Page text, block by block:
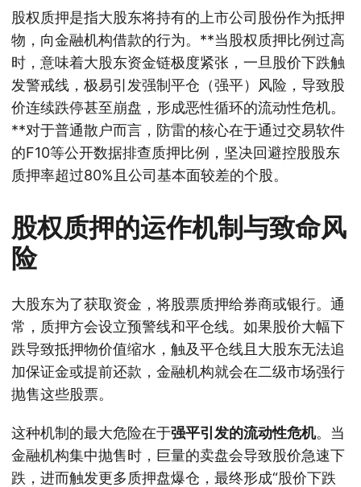
股权质押是指大股东将持有的上市公司股份作为抵押
物，向金融机构借款的行为。**当股权质押比例过高
时，意味着大股东资金链极度紧张，一旦股价下跌触
发警戒线，极易引发强制平仓（强平）风险，导致股
价连续跌停甚至崩盘，形成恶性循环的流动性危机。
**对于普通散户而言，防雷的核心在于通过交易软件
的F10等公开数据排查质押比例，坚决回避控股股东
质押率超过80%且公司基本面较差的个股。
股权质押的运作机制与致命风
险
大股东为了获取资金，将股票质押给券商或银行。通
常，质押方会设立预警线和平仓线。如果股价大幅下
跌导致抵押物价值缩水，触及平仓线且大股东无法追
加保证金或提前还款，金融机构就会在二级市场强行
抛售这些股票。
这种机制的最大危险在于强平引发的流动性危机。当
金融机构集中抛售时，巨量的卖盘会导致股价急速下
跌，进而触发更多质押盘爆仓，最终形成“股价下跌